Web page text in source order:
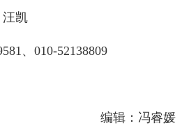
汪凯
、010-52138809
编辑：冯睿媛